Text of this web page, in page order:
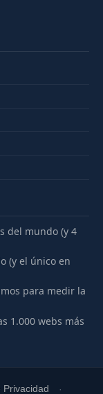
del mundo (y 4
(y el único en
para medir la
1.000 webs más
Privacidad